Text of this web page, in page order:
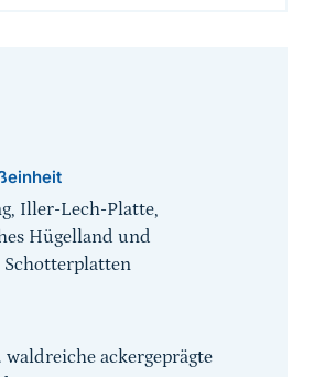
Iller-Lech-Platte,
Hügelland und
Schotterplatten
waldreiche ackergeprägte